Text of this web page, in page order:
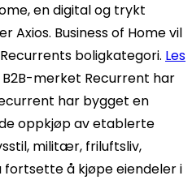
en digital og trykt
Business of Home vil
boligkategori. Les
merket Recurrent har
har bygget en
oppkjøp av etablerte
militær, friluftsliv,
fortsette å kjøpe eiendeler i